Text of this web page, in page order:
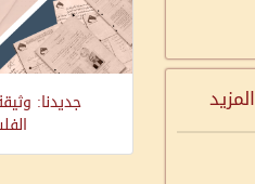
المزيد جديدنا: